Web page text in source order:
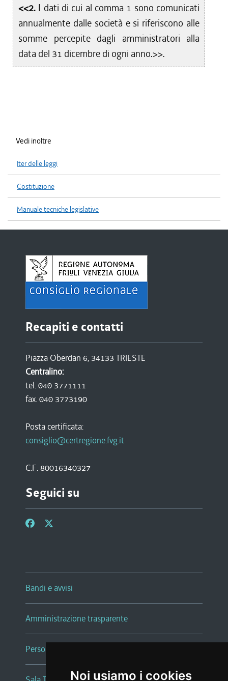
Noi usiamo i cookies
<<2. I dati di cui al comma 1 sono comunicati
annualmente dalle società e si riferiscono alle
somme percepite dagli amministratori alla
data del 31 dicembre di ogni anno.>>.
Vedi inoltre
Iter delle leggi
Costituzione
Manuale tecniche legislative
Recapiti e contatti
Piazza Oberdan 6, 34133 TRIESTE
Centralino:
tel. 040 3771111
fax. 040 3773190
Posta certificata:
consiglio@certregione.fvg.it
C.F. 80016340327
Seguici su
Bandi e avvisi
Amministrazione trasparente
Persone e Uffici